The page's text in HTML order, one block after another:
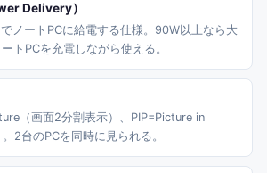
Delivery）
ノートPCに給電する仕様。90W以上なら大
トPCを充電しながら使える。
（画面2分割表示）、PIP=Picture in
2台のPCを同時に見られる。